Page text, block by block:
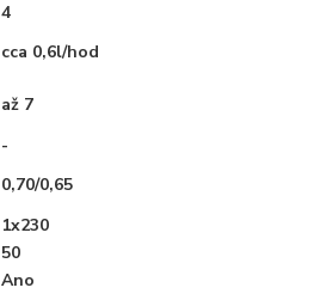
4
cca 0,6l/hod
až 7
-
0,70/0,65
1x230
50
Ano